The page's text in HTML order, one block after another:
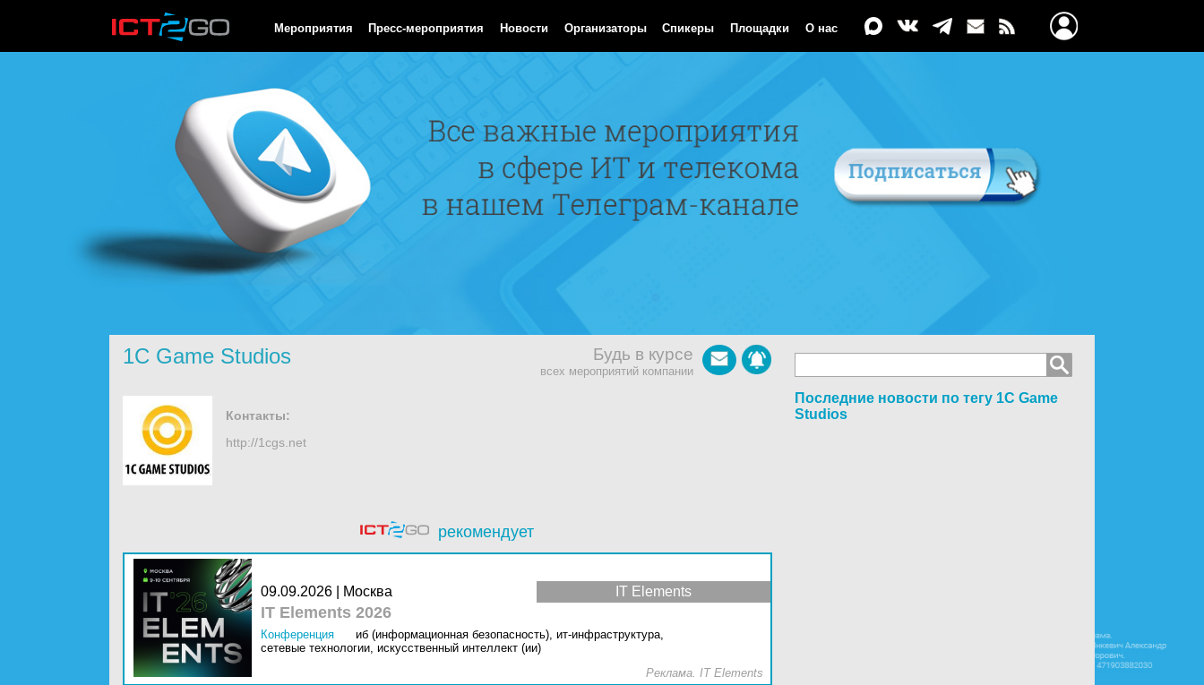
Мероприятия Пресс-мероприятия Новости Организаторы Спикеры Площадки О нас
1C Game Studios Будь в курсе
всех мероприятий компании
Контакты:
http://1cgs.net
рекомендует
IT Elements
09.09.2026 | Москва
IT Elements 2026
Конференция иб (информационная безопасность), ит-инфраструктура,
сетевые технологии, искусственный интеллект (ии)
Реклама. IT Elements
Последние новости по тегу 1C Game
Studios